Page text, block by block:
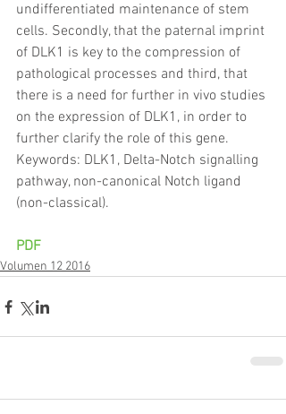
undifferentiated maintenance of stem
cells. Secondly, that the paternal imprint
of DLK1 is key to the compression of
pathological processes and third, that
there is a need for further in vivo studies
on the expression of DLK1, in order to
further clarify the role of this gene.
Keywords: DLK1, Delta-Notch signalling
pathway, non-canonical Notch ligand
(non-classical).
PDF
Volumen 12 2016